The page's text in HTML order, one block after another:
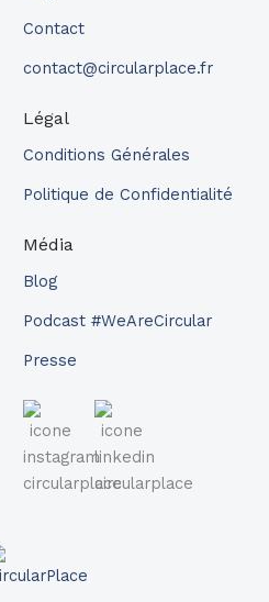
Contact
contact@circularplace.fr
Légal
Conditions Générales
Politique de Confidentialité
Média
Blog
Podcast #WeAreCircular
Presse